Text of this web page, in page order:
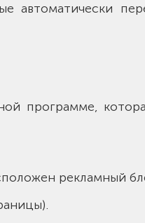
автоматически
программе,
рекламный